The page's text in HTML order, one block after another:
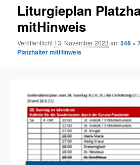
Liturgieplan
mitHinweis
Veröffentlicht 13. November 2023 am548 ×
Platzhalter mitHinweis